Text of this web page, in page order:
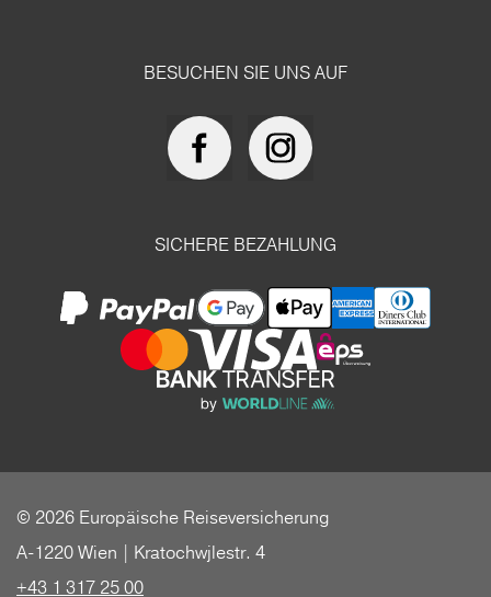
BESUCHEN SIE UNS AUF
SICHERE BEZAHLUNG
© 2026 Europäische Reiseversicherung
A-1220 Wien | Kratochwjlestr. 4
+43 1 317 25 00